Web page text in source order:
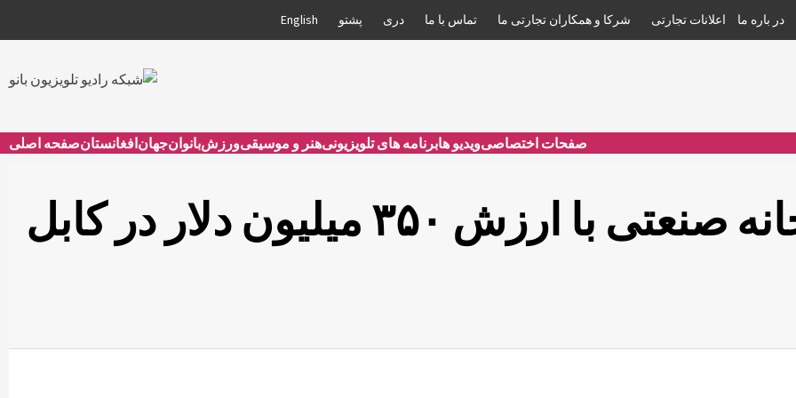
در باره ما اعلانات تجارتی شرکا و همکاران تجارتی ما تماس با ما دری پشتو English
صفحه اصلیافغانستانجهانبانوانورزشهنر و موسیقیبرنامه های تلویزیونیویدیو هاصفحات اختصاصی
قرارداد تاسیس ۶ کارخانه صنعتی با ارزش ۳۵۰ میلیون دلار در کابل